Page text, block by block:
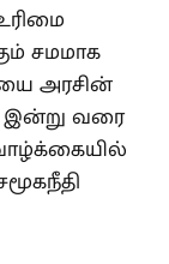
சமமாக
அரசின்
இன்று வரை